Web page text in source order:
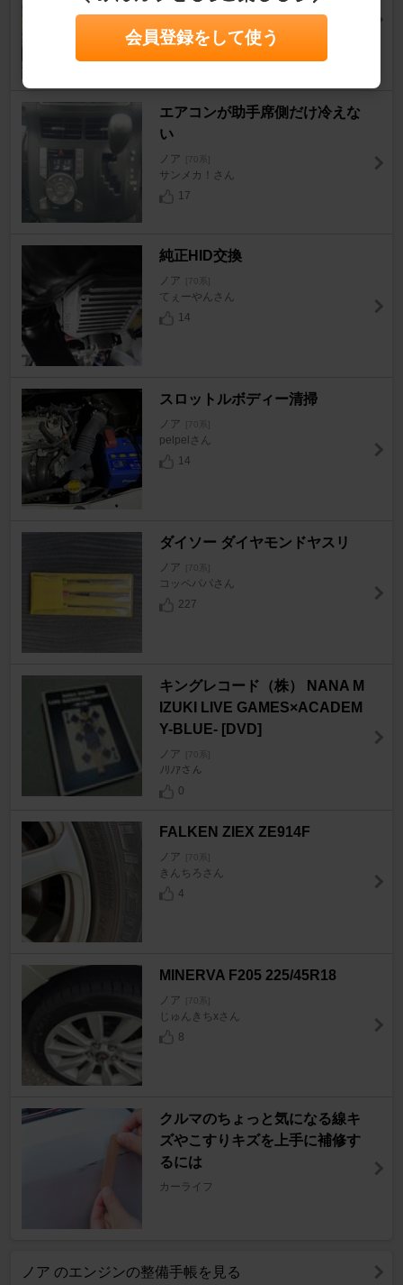
ノア [70系]
コッペパパさん
エアコンが助手席側だけ冷えな
い
ノア [70系]
サンメカ！さん
17
純正HID交換
ノア [70系]
てぇーやんさん
14
スロットルボディー清掃
ノア [70系]
pelpelさん
14
ダイソー ダイヤモンドヤスリ
ノア [70系]
コッペパパさん
227
キングレコード（株） NANA M
IZUKI LIVE GAMES×ACADEM
Y-BLUE- [DVD]
ノア [70系]
ﾉﾘﾉｱさん
0
FALKEN ZIEX ZE914F
ノア [70系]
きんちろさん
4
MINERVA F205 225/45R18
ノア [70系]
じゅんきちxさん
8
クルマのちょっと気になる線キ
ズやこすりキズを上手に補修す
るには
カーライフ
ノア のエンジンの整備手帳を見る
会員登録をして使う